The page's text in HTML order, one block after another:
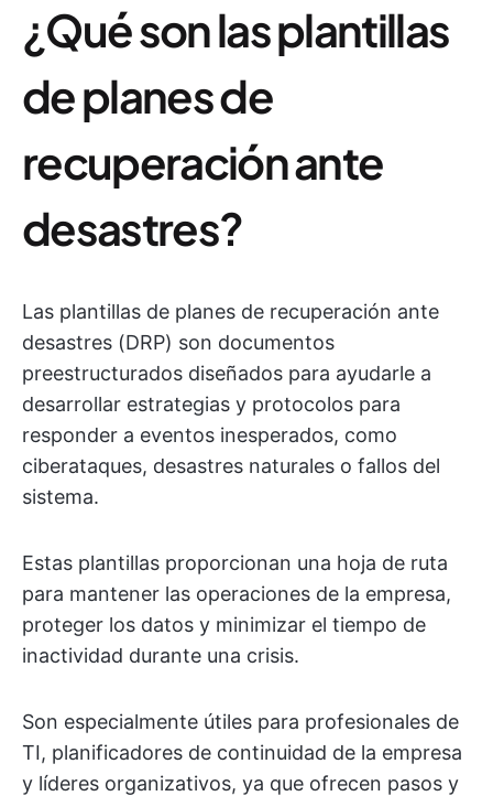
¿Qué son las plantillas
de planes de
recuperación ante
desastres?
Las plantillas de planes de recuperación ante
desastres (DRP) son documentos
preestructurados diseñados para ayudarle a
desarrollar estrategias y protocolos para
responder a eventos inesperados, como
ciberataques, desastres naturales o fallos del
sistema.
Estas plantillas proporcionan una hoja de ruta
para mantener las operaciones de la empresa,
proteger los datos y minimizar el tiempo de
inactividad durante una crisis.
Son especialmente útiles para profesionales de
TI, planificadores de continuidad de la empresa
y líderes organizativos, ya que ofrecen pasos y